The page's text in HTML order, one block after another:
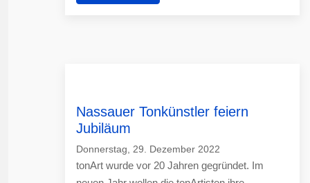
Nassauer Tonkünstler feiern
Jubiläum
Donnerstag, 29. Dezember 2022
tonArt wurde vor 20 Jahren gegründet. Im